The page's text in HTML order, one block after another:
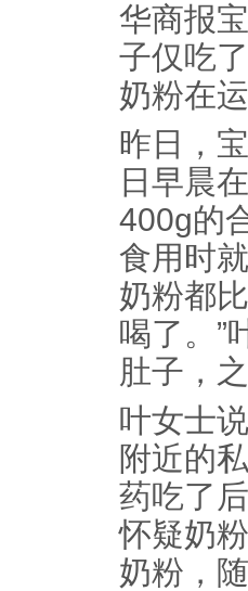
华商报
子仅吃
奶粉在
昨日，
日早晨
400g的
食用时
奶粉都
喝了。”
肚子，
叶女士
附近的
药吃了
怀疑奶
奶粉，